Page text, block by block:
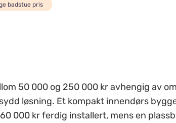
badstue pris
50 000 og 250 000 kr avhengig av
løsning. Et kompakt innendørs
000 kr ferdig installert, mens en